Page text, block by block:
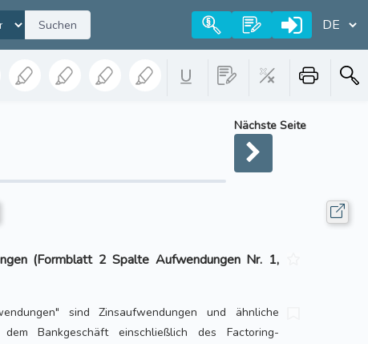
Suchen
Nächste Seite
(Formblatt 2 Spalte Aufwendungen Nr. 1,
sind Zinsaufwendungen und ähnliche
Bankgeschäft einschließlich des Factoring-